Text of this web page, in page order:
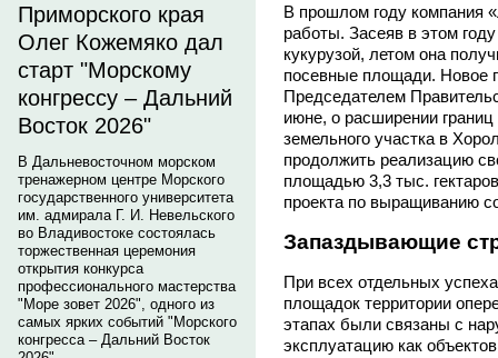
Приморского края
Олег Кожемяко дал
старт "Морскому
конгрессу – Дальний
Восток 2026"
В Дальневосточном морском
тренажерном центре Морского
государственного университета
им. адмирала Г. И. Невельского
во Владивостоке состоялась
торжественная церемония
открытия конкурса
профессионального мастерства
"Море зовет 2026", одного из
самых ярких событий "Морского
конгресса – Дальний Восток
В прошлом году компания
работы. Засеяв в этом
кукурузой, летом она
посевные площади. Новое
Председателем
июне, о расширении
земельного участка в
продолжить реализацию
площадью 3,3 тыс.
проекта по выращиванию
Запаздывающие
При всех отдельных
площадок территории
этапах были связаны с
эксплуатацию как